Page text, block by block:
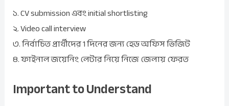
১. CV submission এবং initial shortlisting
২. Video call interview
৩. নির্বাচিত প্রার্থীদের 1 দিনের জন্য হেড অফিস ভিজিট
৪. ফাইনাল জয়েনিং লেটার নিয়ে নিজে জেলায় ফেরত
Important to Understand